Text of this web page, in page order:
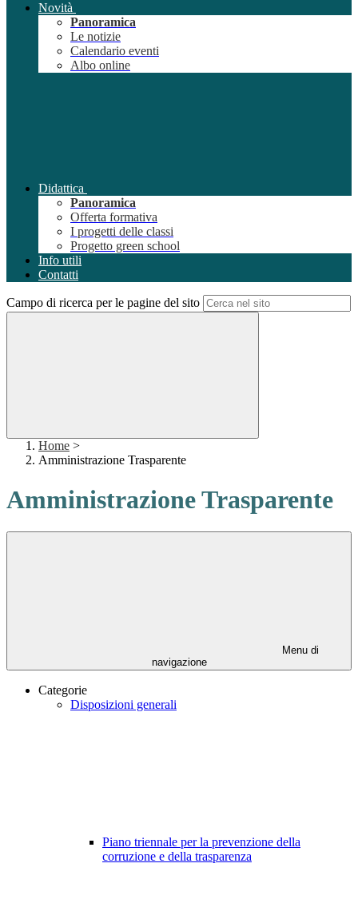
Novità
Panoramica
Le notizie
Calendario eventi
Albo online
Didattica
Panoramica
Offerta formativa
I progetti delle classi
Progetto green school
Info utili
Contatti
Campo di ricerca per le pagine del sito
Home >
Amministrazione Trasparente
Amministrazione Trasparente
Menu di
navigazione
Categorie
Disposizioni generali
Piano triennale per la prevenzione della
corruzione e della trasparenza